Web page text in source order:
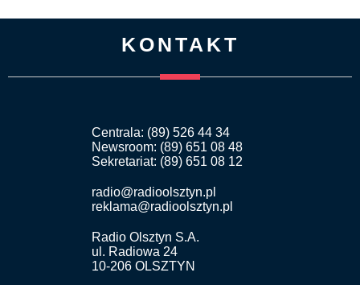
KONTAKT
Centrala: (89) 526 44 34
Newsroom: (89) 651 08 48
Sekretariat: (89) 651 08 12
radio@radioolsztyn.pl
reklama@radioolsztyn.pl
Radio Olsztyn S.A.
ul. Radiowa 24
10-206 OLSZTYN